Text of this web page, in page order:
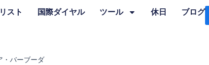
スト 国際ダイヤル ツール 休日 ブログ
・バーブーダ